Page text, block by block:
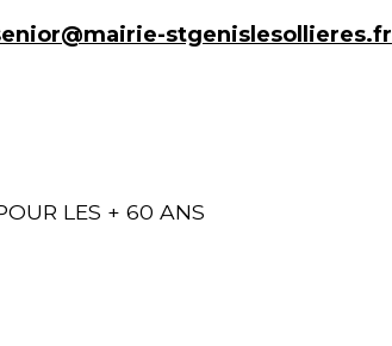
stgenislesollieres.fr
LES + 60 ANS